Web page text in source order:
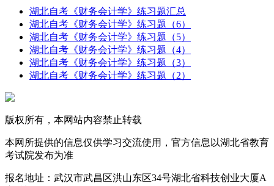
湖北自考《财务会计学》练习题汇总
湖北自考《财务会计学》练习题（6）
湖北自考《财务会计学》练习题（5）
湖北自考《财务会计学》练习题（4）
湖北自考《财务会计学》练习题（3）
湖北自考《财务会计学》练习题（2）
版权所有，本网站内容禁止转载
本网所提供的信息仅供学习交流使用，官方信息以湖北省教育
考试院发布为准
报名地址：武汉市武昌区洪山东区34号湖北省科技创业大厦A